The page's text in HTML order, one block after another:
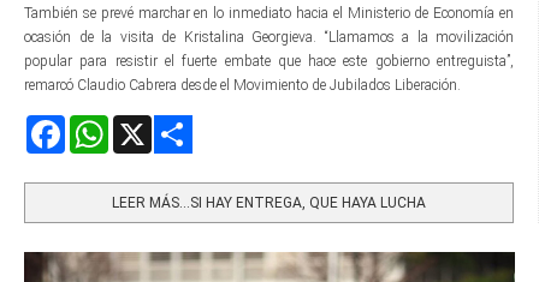
También se prevé marchar en lo inmediato hacia el Ministerio de Economía en
ocasión de la visita de Kristalina Georgieva. “Llamamos a la movilización
popular para resistir el fuerte embate que hace este gobierno entreguista”,
remarcó Claudio Cabrera desde el Movimiento de Jubilados Liberación.
FacebookWhatsApp
LEER MÁS…SI HAY ENTREGA, QUE HAYA LUCHA